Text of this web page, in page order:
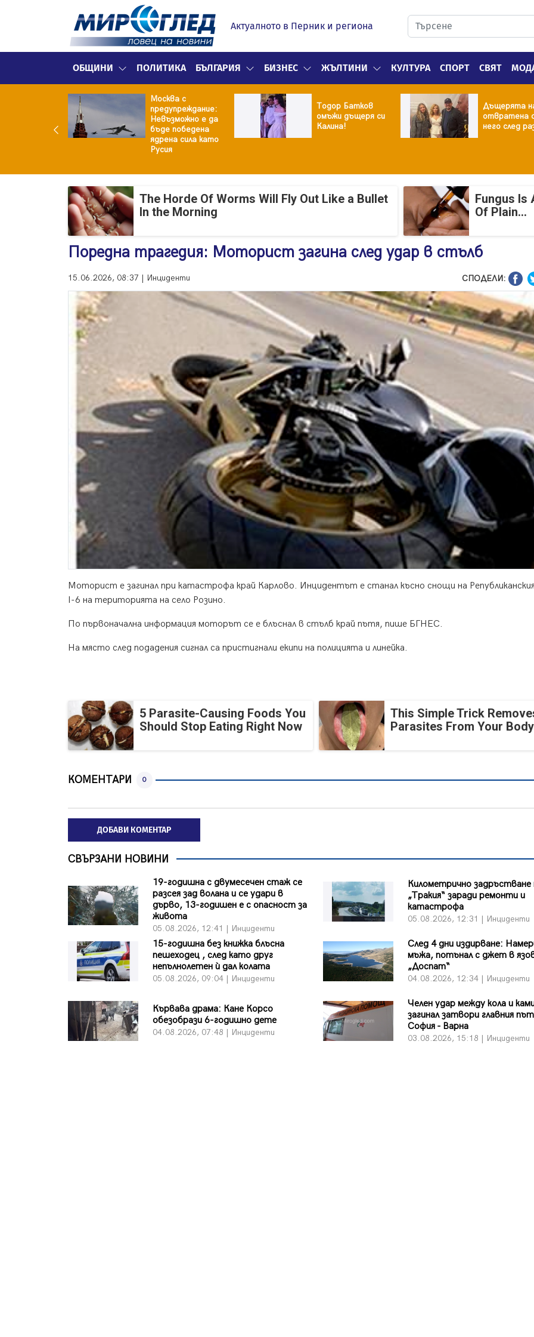
Актуалното в Перник и региона
ОБЩИНИ ПОЛИТИКА БЪЛГАРИЯ БИЗНЕС ЖЪЛТИНИ КУЛТУРА СПОРТ СВЯТ
Москва с
предупреждание:
Невъзможно е да
бъде победена
ядрена сила като
Русия
Тодор Батков
омъжи дъщеря си
Калина!
Дъщерята
отвратена
него след
The Horde Of Worms Will Fly Out Like a Bullet
In the Morning
Fungus Is
Of Plain...
Поредна трагедия: Моторист загина след удар в стълб
15.06.2026, 08:37 | Инциденти СПОДЕЛИ:
Моторист е загинал при катастрофа край Карлово. Инцидентът е станал късно снощи на
I-6 на територията на село Розино.
По първоначална информация моторът се е блъснал в стълб край пътя, пише БГНЕС.
На място след подадения сигнал са пристигнали екипи на полицията и линейка.
5 Parasite-Causing Foods You
Should Stop Eating Right Now
This Simple Trick
Parasites From Your
КОМЕНТАРИ 0
ДОБАВИ КОМЕНТАР
СВЪРЗАНИ НОВИНИ
19-годишна с двумесечен стаж се
разсея зад волана и се удари в
дърво, 13-годишен е с опасност за
живота
05.08.2026, 12:41 | Инциденти
Километрично задръстване
„Тракия“ заради ремонти и
катастрофа
05.08.2026, 12:31 | Инциденти
15-годишна без книжка блъсна
пешеходец , след като друг
непълнолетен ѝ дал колата
05.08.2026, 09:04 | Инциденти
След 4 дни издирване:
мъжа, потънал с джет в
„Доспат“
04.08.2026, 12:34 | Инциденти
Кървава драма: Кане Корсо
обезобрази 6-годишно дете
04.08.2026, 07:48 | Инциденти
Челен удар между кола и
загинал затвори главния път
София - Варна
03.08.2026, 15:18 | Инциденти